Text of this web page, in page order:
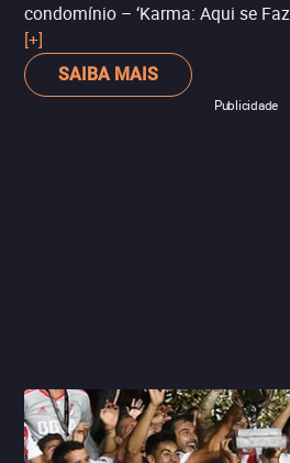
condomínio – ‘Karma: Aqui se
opção certa para você. Embora
baixo orçamento, vale a pena
semana que não passou pelos
[+]
SAIBA MAIS
Publicidade